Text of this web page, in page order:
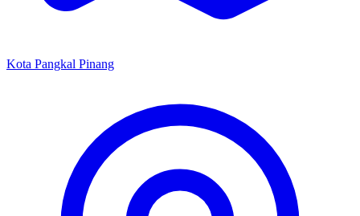
Kota Pangkal Pinang